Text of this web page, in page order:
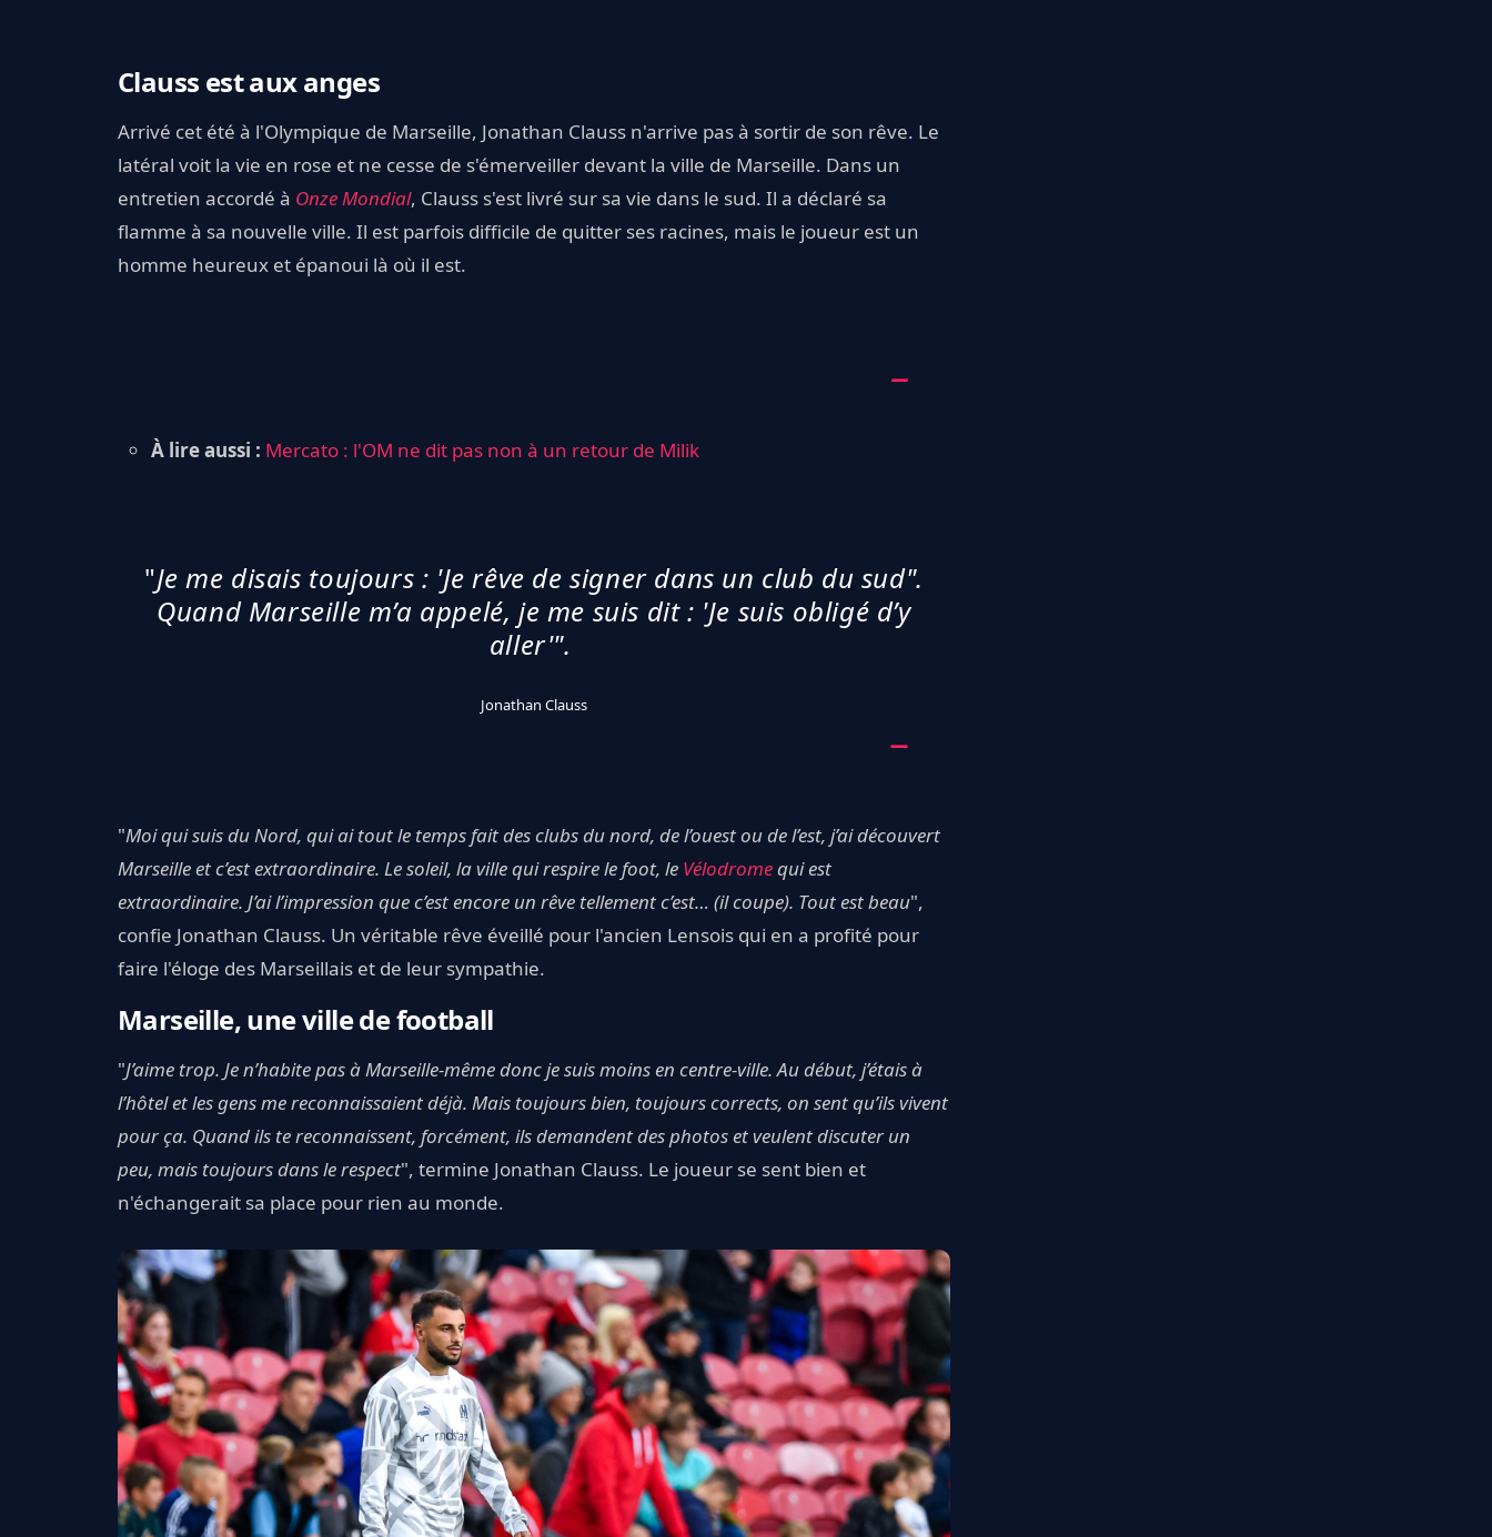
Clauss est aux anges
Arrivé cet été à l'Olympique de Marseille, Jonathan Clauss n'arrive pas à sortir de son rêve. Le
latéral voit la vie en rose et ne cesse de s'émerveiller devant la ville de Marseille. Dans un
entretien accordé à Onze Mondial, Clauss s'est livré sur sa vie dans le sud. Il a déclaré sa
flamme à sa nouvelle ville. Il est parfois difficile de quitter ses racines, mais le joueur est un
homme heureux et épanoui là où il est.
À lire aussi : Mercato : l'OM ne dit pas non à un retour de Milik
"Je me disais toujours : 'Je rêve de signer dans un club du sud".
Quand Marseille m’a appelé, je me suis dit : 'Je suis obligé d’y
aller'".
Jonathan Clauss
"Moi qui suis du Nord, qui ai tout le temps fait des clubs du nord, de l’ouest ou de l’est, j’ai découvert
Marseille et c’est extraordinaire. Le soleil, la ville qui respire le foot, le Vélodromequi est
extraordinaire. J’ai l’impression que c’est encore un rêve tellement c’est… (il coupe). Tout est beau",
confie Jonathan Clauss. Un véritable rêve éveillé pour l'ancien Lensois qui en a profité pour
faire l'éloge des Marseillais et de leur sympathie.
Marseille, une ville de football
"J’aime trop. Je n’habite pas à Marseille-même donc je suis moins en centre-ville. Au début, j’étais à
l’hôtel et les gens me reconnaissaient déjà. Mais toujours bien, toujours corrects, on sent qu’ils vivent
pour ça. Quand ils te reconnaissent, forcément, ils demandent des photos et veulent discuter un
peu, mais toujours dans le respect", termine Jonathan Clauss. Le joueur se sent bien et
n'échangerait sa place pour rien au monde.